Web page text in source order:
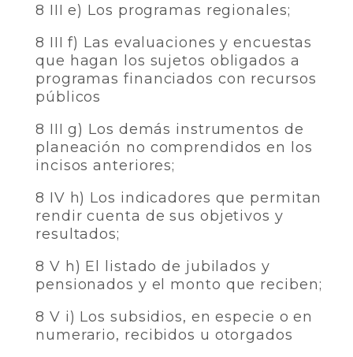
8 III e) Los programas regionales;
8 III f) Las evaluaciones y encuestas
que hagan los sujetos obligados a
programas financiados con recursos
públicos
8 III g) Los demás instrumentos de
planeación no comprendidos en los
incisos anteriores;
8 IV h) Los indicadores que permitan
rendir cuenta de sus objetivos y
resultados;
8 V h) El listado de jubilados y
pensionados y el monto que reciben;
8 V i) Los subsidios, en especie o en
numerario, recibidos u otorgados